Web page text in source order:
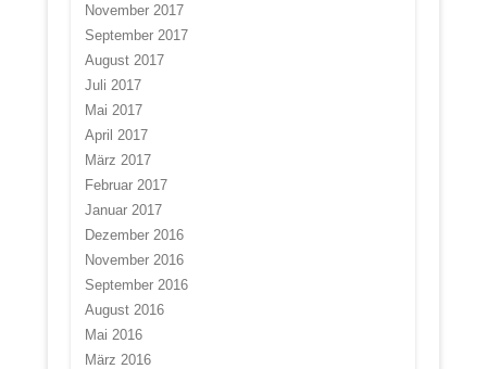
November 2017
September 2017
August 2017
Juli 2017
Mai 2017
April 2017
März 2017
Februar 2017
Januar 2017
Dezember 2016
November 2016
September 2016
August 2016
Mai 2016
März 2016